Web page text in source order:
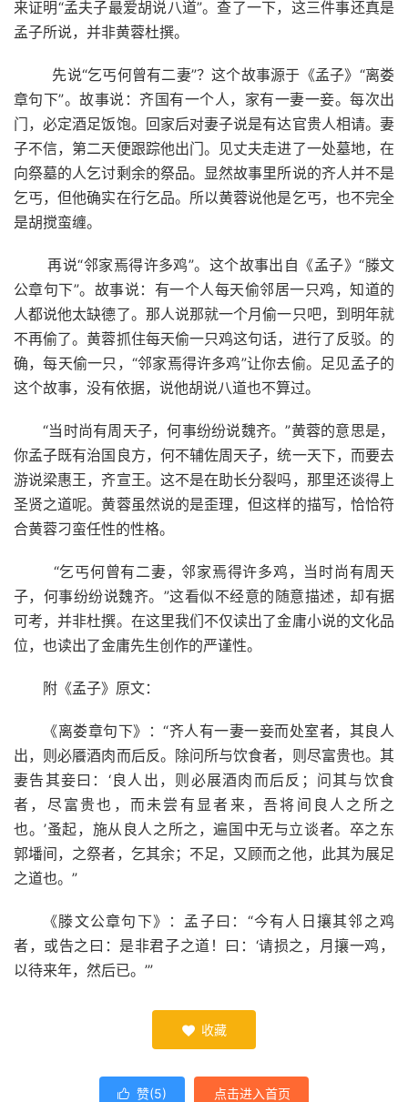
来证明“孟夫子最爱胡说八道”。查了一下，这三件事还真是
孟子所说，并非黄蓉杜撰。
先说“乞丐何曾有二妻”？这个故事源于《孟子》“离娄
章句下”。故事说：齐国有一个人，家有一妻一妾。每次出
门，必定酒足饭饱。回家后对妻子说是有达官贵人相请。妻
子不信，第二天便跟踪他出门。见丈夫走进了一处墓地，在
向祭墓的人乞讨剩余的祭品。显然故事里所说的齐人并不是
乞丐，但他确实在行乞品。所以黄蓉说他是乞丐，也不完全
是胡搅蛮缠。
再说“邻家焉得许多鸡”。这个故事出自《孟子》“滕文
公章句下”。故事说：有一个人每天偷邻居一只鸡，知道的
人都说他太缺德了。那人说那就一个月偷一只吧，到明年就
不再偷了。黄蓉抓住每天偷一只鸡这句话，进行了反驳。的
确，每天偷一只，“邻家焉得许多鸡”让你去偷。足见孟子的
这个故事，没有依据，说他胡说八道也不算过。
“当时尚有周天子，何事纷纷说魏齐。”黄蓉的意思是，
你孟子既有治国良方，何不辅佐周天子，统一天下，而要去
游说梁惠王，齐宣王。这不是在助长分裂吗，那里还谈得上
圣贤之道呢。黄蓉虽然说的是歪理，但这样的描写，恰恰符
合黄蓉刁蛮任性的性格。
“乞丐何曾有二妻，邻家焉得许多鸡，当时尚有周天
子，何事纷纷说魏齐。”这看似不经意的随意描述，却有据
可考，并非杜撰。在这里我们不仅读出了金庸小说的文化品
位，也读出了金庸先生创作的严谨性。
附《孟子》原文：
《离娄章句下》：“齐人有一妻一妾而处室者，其良人
出，则必餍酒肉而后反。除问所与饮食者，则尽富贵也。其
妻告其妾曰：‘良人出，则必展酒肉而后反；问其与饮食
者，尽富贵也，而未尝有显者来，吾将间良人之所之
也。’蚤起，施从良人之所之，遍国中无与立谈者。卒之东
郭墦间，之祭者，乞其余；不足，又顾而之他，此其为展足
之道也。”
《滕文公章句下》：孟子曰：“今有人日攘其邻之鸡
者，或告之曰：是非君子之道！曰：‘请损之，月攘一鸡，
以待来年，然后已。’”
 收藏
 赞(5) 点击进入首页